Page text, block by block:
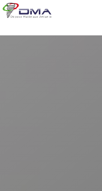
Panneau de